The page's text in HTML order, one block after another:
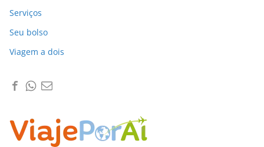
Serviços
Seu bolso
Viagem a dois